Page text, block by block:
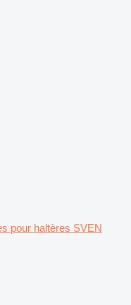
pour haltères SVEN